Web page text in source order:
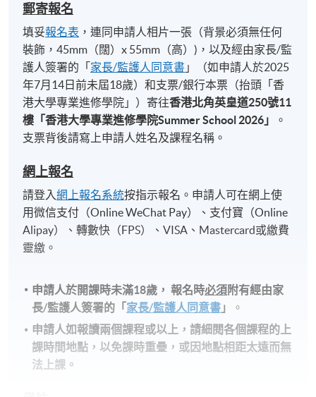
郵寄報名
填妥報名表 ，連同申請人相片一張（背景必須無任何
裝飾，45mm（闊）x 55mm（高）)，以及經由家長/監
護人簽署的「 家長/監護人同意書 」（如申請人於2025
年7月14日前未屆18歲）和支票/銀行本票（抬頭「香
港大學專業進修學院」）寄往香港北角英皇道250號11
樓「香港大學專業進修學院Summer School 2026 」
。
支票背後請寫上申請人姓名及課程名稱。
網上報名
請登入網上報名系統按指示報名。申請人可在網上使
用微信支付（Online WeChat Pay）、支付寶（Online
Alipay）、轉數快（FPS）、VISA、Mastercard或繳費
靈繳。
申請人於開課時未滿18歲​， 報名時必須附有經由家
長/監護人簽署的「 家長/監護人同意書 」
。
申請人如報讀兩個課程或以上，請細閱各個課程的上
課時間地點，以免課時重疊，或因地點相距太遠而無
法上課。